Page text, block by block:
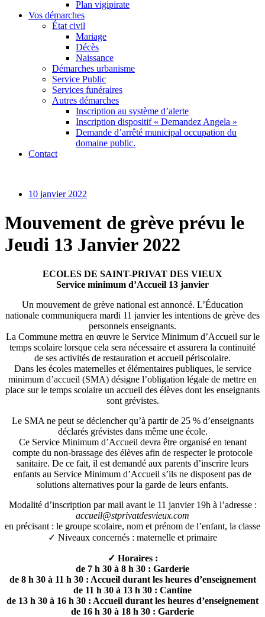
Plan vigipirate
Vos démarches
État civil
Mariage
Décès
Naissance
Démarches urbanisme
Service Public
Services funéraires
Autres démarches
Inscription au système d’alerte
Inscription dispositif « Demandez Angela »
Demande d’arrêté municipal occupation du
domaine public.
Contact
10 janvier 2022
Mouvement de grève prévu le
Jeudi 13 Janvier 2022
ECOLES DE SAINT-PRIVAT DES VIEUX
Service minimum d’Accueil 13 janvier
Un mouvement de grève national est annoncé. L’Éducation
nationale communiquera mardi 11 janvier les intentions de grève des
personnels enseignants.
La Commune mettra en œuvre le Service Minimum d’Accueil sur le
temps scolaire lorsque cela sera nécessaire et assurera la continuité
de ses activités de restauration et accueil périscolaire.
Dans les écoles maternelles et élémentaires publiques, le service
minimum d’accueil (SMA) désigne l’obligation légale de mettre en
place sur le temps scolaire un accueil des élèves dont les enseignants
sont grévistes.
Le SMA ne peut se déclencher qu’à partir de 25 % d’enseignants
déclarés grévistes dans même une école.
Ce Service Minimum d’Accueil devra être organisé en tenant
compte du non-brassage des élèves afin de respecter le protocole
sanitaire. De ce fait, il est demandé aux parents d’inscrire leurs
enfants au Service Minimum d’Accueil s’ils ne disposent pas de
solutions alternatives pour la garde de leurs enfants.
Modalité d’inscription par mail avant le 11 janvier 19h à l’adresse :
accueil@stprivatdesvieux.com
en précisant : le groupe scolaire, nom et prénom de l’enfant, la classe
✓ Niveaux concernés : maternelle et primaire
✓ Horaires :
de 7 h 30 à 8 h 30 : Garderie
de 8 h 30 à 11 h 30 : Accueil durant les heures d’enseignement
de 11 h 30 à 13 h 30 : Cantine
de 13 h 30 à 16 h 30 : Accueil durant les heures d’enseignement
de 16 h 30 à 18 h 30 : Garderie